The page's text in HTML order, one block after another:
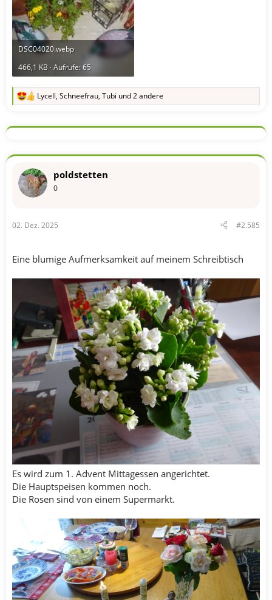
DSC04020.webp
466,1 KB · Aufrufe: 65
R
k
o
e
n
Lycell, Schneefrau, Tubi und 2 andere
poldstetten
0
02. Dez. 2025 #2.585
Eine blumige Aufmerksamkeit auf meinem Schreibtisch
Es wird zum 1. Advent Mittagessen angerichtet.
Die Hauptspeisen kommen noch.
Die Rosen sind von einem Supermarkt.